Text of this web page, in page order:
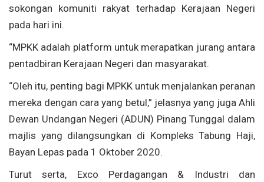
sokongan komuniti rakyat terhadap Kerajaan Negeri
pada hari ini.
“MPKK adalah platform untuk merapatkan jurang antara
pentadbiran Kerajaan Negeri dan masyarakat.
“Oleh itu, penting bagi MPKK untuk menjalankan peranan
mereka dengan cara yang betul,” jelasnya yang juga Ahli
Dewan Undangan Negeri (ADUN) Pinang Tunggal dalam
majlis yang dilangsungkan di Kompleks Tabung Haji,
Bayan Lepas pada 1 Oktober 2020.
Turut serta, Exco Perdagangan & Industri dan